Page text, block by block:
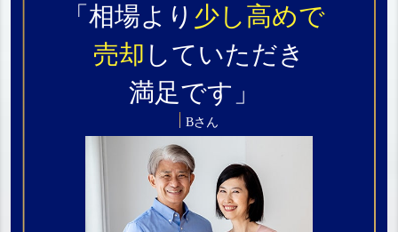
「相場より 少し高めで
売却 していただき
満足です」
Bさん